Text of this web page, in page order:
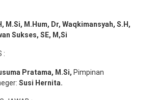
M.Si, M.Hum, Dr, Waqkimansyah, S.H,
Sukses, SE, M,Si
:
Pratama, M.Si, Pimpinan
Susi Hernita.